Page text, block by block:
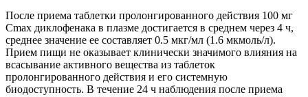
После приема таблетки пролонгированного действия 100 мг
Cmax диклофенака в плазме достигается в среднем через 4 ч,
среднее значение ее составляет 0.5 мкг/мл (1.6 мкмоль/л).
Прием пищи не оказывает клинически значимого влияния на
всасывание активного вещества из таблеток
пролонгированного действия и его системную
биодоступность. В течение 24 ч наблюдения после приема